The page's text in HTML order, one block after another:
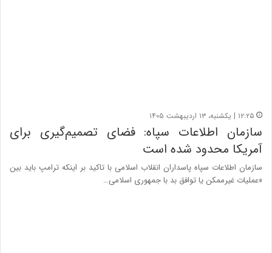
۱۲:۲۵ | یکشنبه، ۱۳ اردیبهشت ۱۴۰۵
سازمان اطلاعات سپاه: فضای تصمیم‌گیری برای
آمریکا محدود شده است
سازمان اطلاعات سپاه پاسداران انقلاب اسلامی با تاکید بر اینکه ترامپ باید بین
«عملیات غیرممکن یا توافق بد با جمهوری اسلامی…